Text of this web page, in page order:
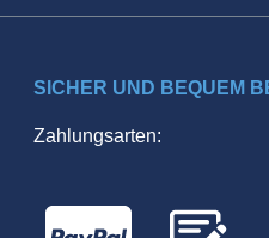
SICHER UND BEQUEM
Zahlungsarten: